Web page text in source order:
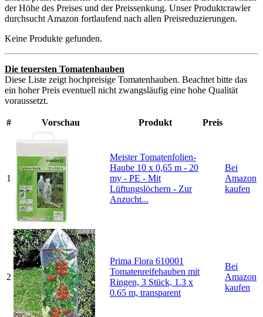
der Höhe des Preises und der Preissenkung. Unser Produktcrawler
durchsucht Amazon fortlaufend nach allen Preisreduzierungen.
Keine Produkte gefunden.
Die teuersten Tomatenhauben
Diese Liste zeigt hochpreisige Tomatenhauben. Beachtet bitte das
ein hoher Preis eventuell nicht zwangsläufig eine hohe Qualität
voraussetzt.
# Vorschau Produkt Preis
1
Meister Tomatenfolien-
Haube 10 x 0,65 m - 20
my - PE - Mit
Lüftungslöchern - Zur
Anzucht...
Bei
Amazon
kaufen
2
Prima Flora 610001
Tomatenreifehauben mit
Ringen, 3 Stück, 1.3 x
0.65 m, transparent
Bei
Amazon
kaufen